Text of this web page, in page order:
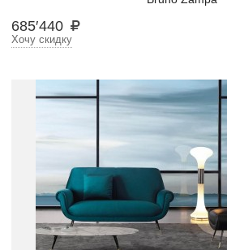
685′440
Хочу скидку